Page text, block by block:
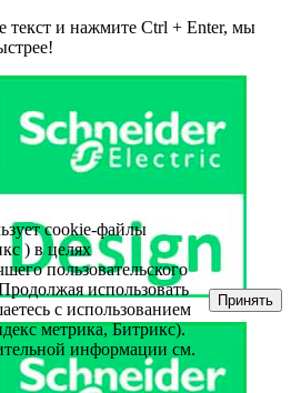
и нажмите Ctrl + Enter, мы
cookie-файлы
) в целях
пользовательского
использовать
с использованием
метрика, Битрикс).
информации см.
Принять